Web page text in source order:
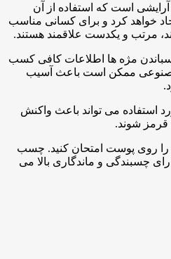
است که استفاده از آن
خواهد کرد و برای کسانی مناسب
مرتب و یکدست علاقمند هستند.
چسباندن مژه ها اطلاعات کافی کسب
ممکن است باعث آسیب
می تواند باعث واکنش
شوند.
را روی پوست امتحان کنید. چسب
چسبندگی و ماندگاری بالا می